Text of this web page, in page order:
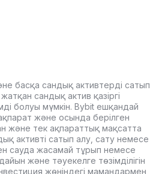
басқа сандық активтерді сатып
сандық актив қазіргі
болуы мүмкін. Bybit ешқандай
және осында берілген
және тек ақпараттық мақсатта
активті сатып алу, сату немесе
сауда жасамай тұрып немесе
және тәуекелге төзімділігін
жөніндегі мамандармен